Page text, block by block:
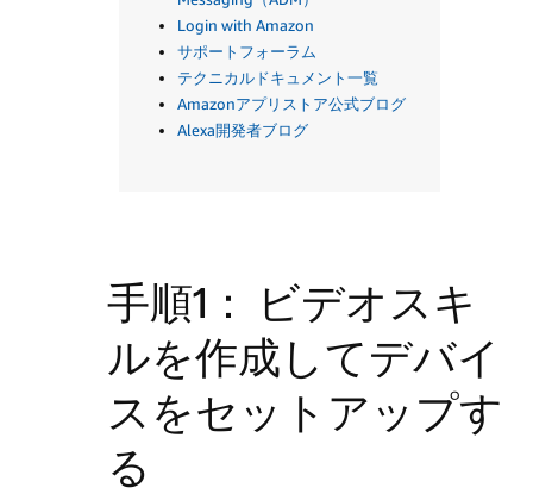
Login with Amazon
サポートフォーラム
テクニカルドキュメント一覧
Amazonアプリストア公式ブログ
Alexa開発者ブログ
手順1： ビデオスキ
ルを作成してデバイ
スをセットアップす
る